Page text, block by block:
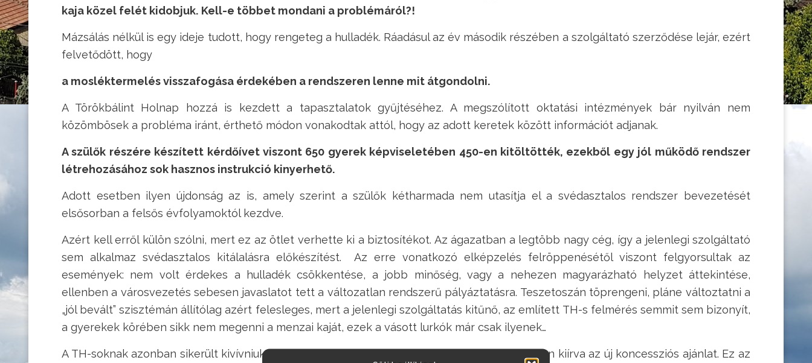
kaja közel felét kidobjuk. Kell-e többet mondani a problémáról?!
Mázsálás nélkül is egy ideje tudott, hogy rengeteg a hulladék. Ráadásul az év második részében a szolgáltató szerződése lejár, ezért
felvetődött, hogy
a mosléktermelés visszafogása érdekében a rendszeren lenne mit átgondolni.
A Törökbálint Holnap hozzá is kezdett a tapasztalatok gyűjtéséhez. A megszólított oktatási intézmények bár nyilván nem
közömbösek a probléma iránt, érthető módon vonakodtak attól, hogy az adott keretek között információt adjanak.
A szülők részére készített kérdőívet viszont 650 gyerek képviseletében 450-en kitöltötték, ezekből egy jól működő rendszer
létrehozásához sok hasznos instrukció kinyerhető.
Adott esetben ilyen újdonság az is, amely szerint a szülők kétharmada nem utasítja el a svédasztalos rendszer bevezetését
elsősorban a felsős évfolyamoktól kezdve.
Azért kell erről külön szólni, mert ez az ötlet verhette ki a biztosítékot. Az ágazatban a legtöbb nagy cég, így a jelenlegi szolgáltató
sem alkalmaz svédasztalos kitálalásra előkészítést. Az erre vonatkozó elképzelés felröppenésétől viszont felgyorsultak az
események: nem volt érdekes a hulladék csökkentése, a jobb minőség, vagy a nehezen magyarázható helyzet áttekintése,
ellenben a városvezetés sebesen javaslatot tett a változatlan rendszerű pályáztatásra. Teszetoszán töprengeni, pláne változtatni a
„jól bevált” szisztémán állítólag azért felesleges, mert a jelenlegi szolgáltatás kitűnő, az említett TH-s felmérés semmit sem bizonyít,
a gyerekek körében sikk nem megenni a menzai kaját, ezek a vásott lurkók már csak ilyenek…
A TH-soknak azonban sikerült kivívniuk, hogy a tervezettnél jóval rövidebb időtartamra legyen kiírva az új koncessziós ajánlat. Ez az